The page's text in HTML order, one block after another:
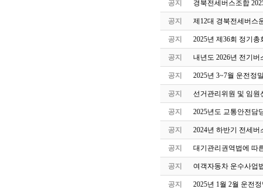
공지 경북전세버스조합
공지 제12대 경북전세버스
공지 2025년 제36회 정기총
공지 내년도 2026년 전기
공지 2025년 3~7월 운전정
공지 선거관리위원 및 임원
공지 2025년도 교통안전담
공지 2024년 하반기 전세
공지 대기관리권역법에 따
공지 여객자동차 운수사업
공지 2025년 1월 2월 운전